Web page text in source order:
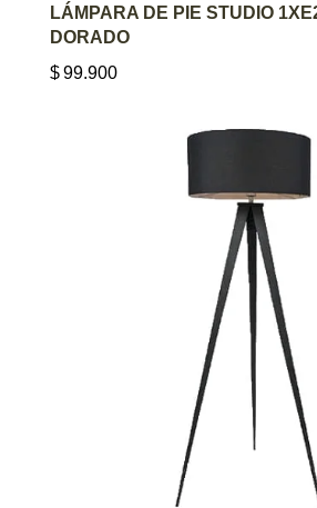
AGREGAR AL
LÁMPARA DE PIE STUDIO
DORADO
$99.900